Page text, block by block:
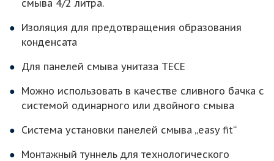
смыва 4/2 литра.
Изоляция для предотвращения образования
конденсата
Для панелей смыва унитаза TECE
Можно использовать в качестве сливного бачка с
системой одинарного или двойного смыва
Система установки панелей смыва „easy fit“
Монтажный туннель для технологического